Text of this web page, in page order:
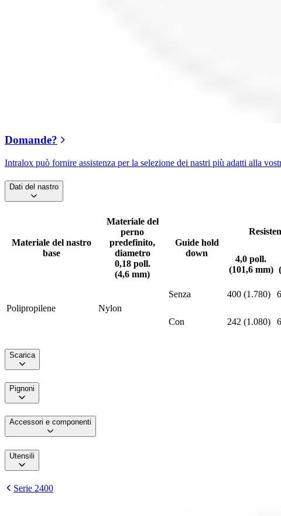
Domande?
Intralox può fornire assistenza per la selezione dei nastri più adatti alla
Dati del nastro
Materiale del nastro
base
Materiale del
perno
predefinito,
diametro
0,18 poll.
(4,6 mm)
Guide hold
down
4,0 poll.
(101,6 mm)
Polipropilene Nylon
Senza 400 (1.780)
Con 242 (1.080)
Scarica
Pignoni
Accessori e componenti
Utensili
Serie 2400